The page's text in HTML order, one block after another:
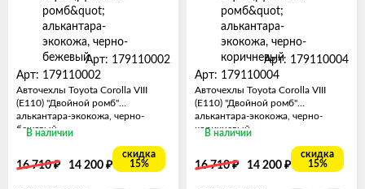
Арт: 179110002
Арт: 179110002
Авточехлы Toyota Corolla VIII
(E110) "Двойной ромб"
алькантара-экокожа, черно-
бежевый
В наличии
16 710₽ 14 200 ₽
скидка
15%
Арт: 179110004
Арт: 179110004
Авточехлы Toyota Corolla VIII
(E110) "Двойной ромб"
алькантара-экокожа, черно-
коричневый
В наличии
16 710₽ 14 200 ₽
скидка
15%